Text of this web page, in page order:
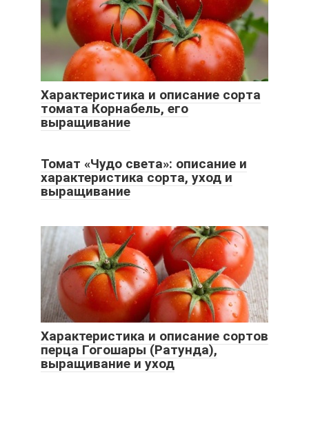
Характеристика и описание сорта
томата Корнабель, его
выращивание
Томат «Чудо света»: описание и
характеристика сорта, уход и
выращивание
Характеристика и описание сортов
перца Гогошары (Ратунда),
выращивание и уход